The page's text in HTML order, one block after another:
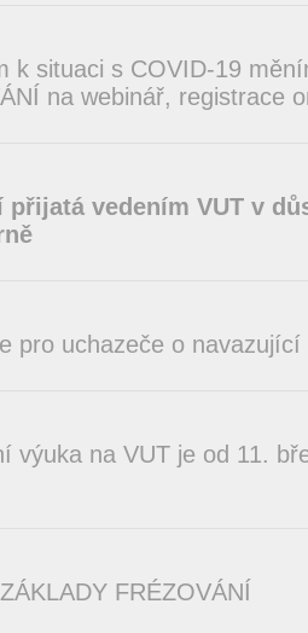
k situaci s COVID-19
na webinář, registrace
přijatá vedením VUT v
pro uchazeče o
výuka na VUT je od 11.
FRÉZOVÁNÍ